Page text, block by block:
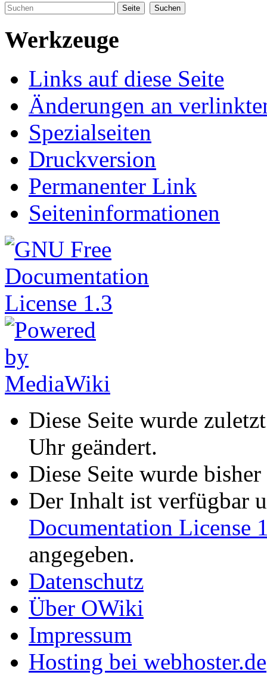
Werkzeuge
Links auf diese Seite
Änderungen an
Spezialseiten
Druckversion
Permanenter Link
Seiteninformationen
Diese Seite wurde
Uhr geändert.
Diese Seite wurde
Der Inhalt ist verfügbar
Documentation License
angegeben.
Datenschutz
Über OWiki
Impressum
Hosting bei webhoster.de